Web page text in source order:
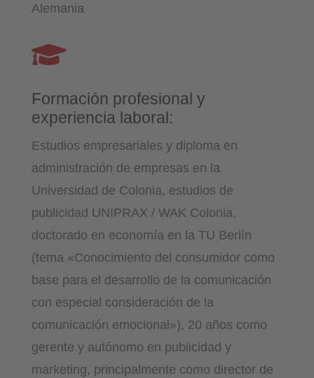
Alemania

Formación profesional y
experiencia laboral:
Estudios empresariales y diploma en
administración de empresas en la
Universidad de Colonia, estudios de
publicidad UNIPRAX / WAK Colonia,
doctorado en economía en la TU Berlín
(tema «Conocimiento del consumidor como
base para el desarrollo de la comunicación
con especial consideración de la
comunicación emocional»), 20 años como
gerente y autónomo en publicidad y
marketing, principalmente como director de